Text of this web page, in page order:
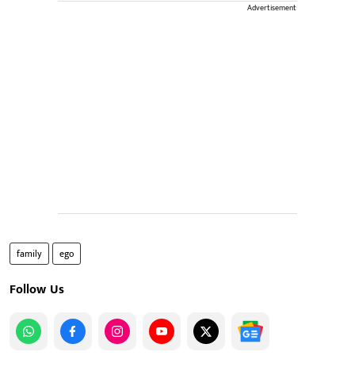
Advertisement
family ego
Follow Us